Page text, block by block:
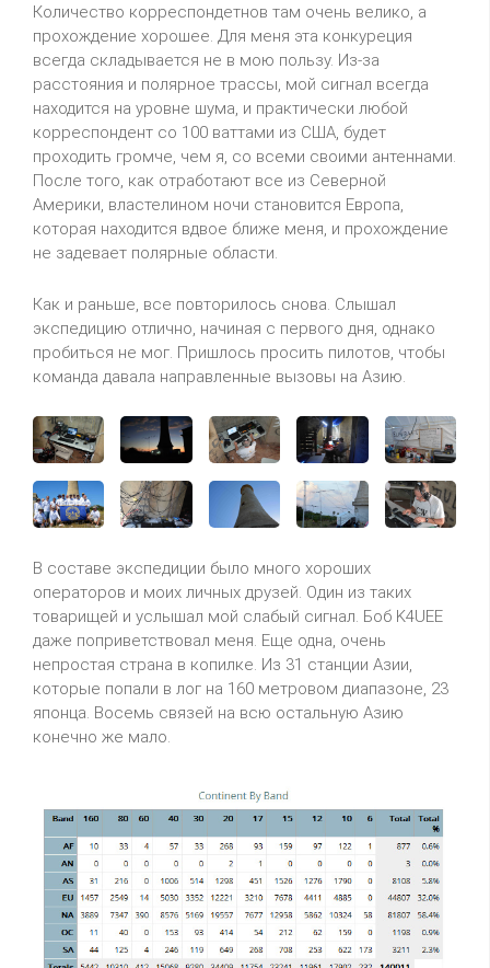
Количество корреспондетнов там очень велико, а
прохождение хорошее. Для меня эта конкуреция
всегда складывается не в мою пользу. Из-за
расстояния и полярное трассы, мой сигнал всегда
находится на уровне шума, и практически любой
корреспондент со 100 ваттами из США, будет
проходить громче, чем я, со всеми своими антеннами.
После того, как отработают все из Северной
Америки, властелином ночи становится Европа,
которая находится вдвое ближе меня, и прохождение
не задевает полярные области.
Как и раньше, все повторилось снова. Слышал
экспедицию отлично, начиная с первого дня, однако
пробиться не мог. Пришлось просить пилотов, чтобы
команда давала направленные вызовы на Азию.
В составе экспедиции было много хороших
операторов и моих личных друзей. Один из таких
товарищей и услышал мой слабый сигнал. Боб K4UEE
даже поприветствовал меня. Еще одна, очень
непростая страна в копилке. Из 31 станции Азии,
которые попали в лог на 160 метровом диапазоне, 23
японца. Восемь связей на всю остальную Азию
конечно же мало.